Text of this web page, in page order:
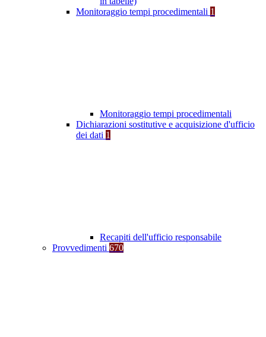
Monitoraggio tempi procedimentali 1
Monitoraggio tempi procedimentali
Dichiarazioni sostitutive e acquisizione d'ufficio
dei dati 1
Recapiti dell'ufficio responsabile
Provvedimenti 670